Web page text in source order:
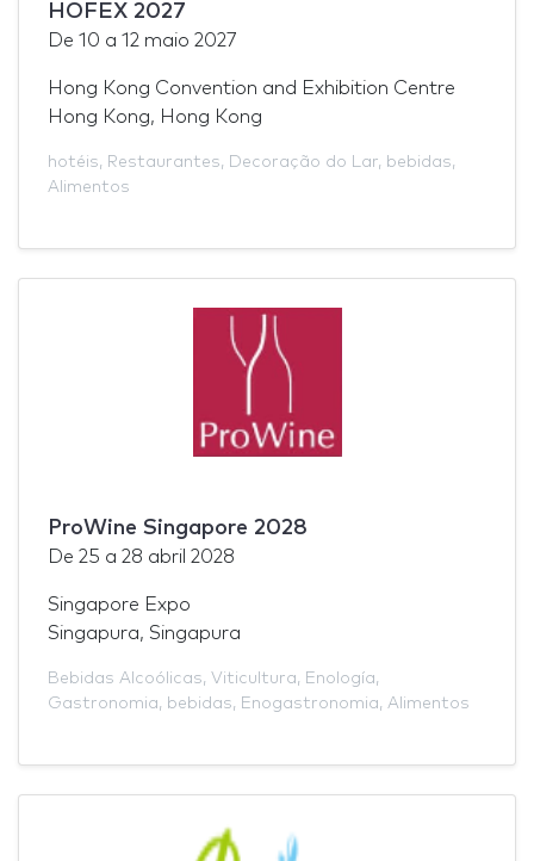
HOFEX 2027
De 10 a 12 maio 2027
Hong Kong Convention and Exhibition Centre
Hong Kong, Hong Kong
hotéis, Restaurantes, Decoração do Lar, bebidas,
Alimentos
ProWine Singapore 2028
De 25 a 28 abril 2028
Singapore Expo
Singapura, Singapura
Bebidas Alcoólicas, Viticultura, Enología,
Gastronomia, bebidas, Enogastronomia, Alimentos